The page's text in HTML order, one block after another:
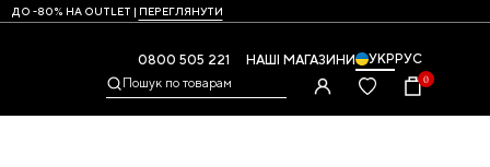
ДО -80% НА OUTLET | ПЕРЕГЛЯНУТИ
0800 505 221 НАШІ МАГАЗИНИ УКР РУС
Пошук по товарам 0